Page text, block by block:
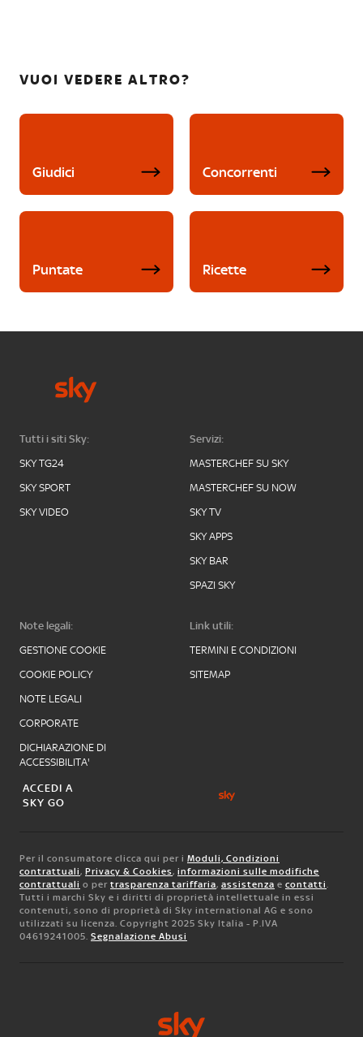
VUOI VEDERE ALTRO?
Giudici Concorrenti
Puntate Ricette
Tutti i siti Sky:
SKY TG24
SKY SPORT
SKY VIDEO
Servizi:
MASTERCHEF SU SKY
MASTERCHEF SU NOW
SKY TV
SKY APPS
SKY BAR
SPAZI SKY
Note legali:
GESTIONE COOKIE
COOKIE POLICY
NOTE LEGALI
CORPORATE
DICHIARAZIONE DI
ACCESSIBILITA'
Link utili:
TERMINI E CONDIZIONI
SITEMAP
ACCEDI A
SKY GO
Per il consumatore clicca qui per i Moduli, Condizioni
contrattuali , Privacy & Cookies, informazioni sulle modifiche
contrattuali o per trasparenza tariffaria, assistenza e contatti
Tutti i marchi Sky e i diritti di proprietà intellettuale in essi
contenuti, sono di proprietà di Sky international AG e sono
utilizzati su licenza. Copyright 2025 Sky Italia - P.IVA
04619241005. Segnalazione Abusi